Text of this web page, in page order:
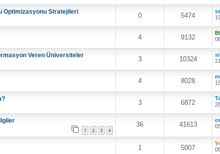
Optimizasyonu Stratejileri 0 5474
4 9132
Veren Üniversiteler 3 10324
4 8028
3 6872
1 2 3 4
36 41613
1 5007